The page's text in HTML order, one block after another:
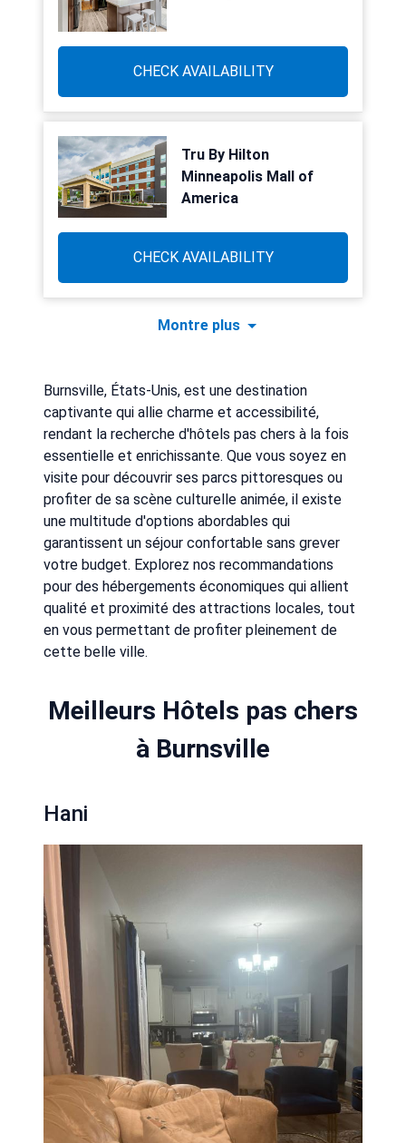
CHECK AVAILABILITY
Tru By Hilton
Minneapolis Mall of
America
CHECK AVAILABILITY
Montre plus
Burnsville, États-Unis, est une destination
captivante qui allie charme et accessibilité,
rendant la recherche d'hôtels pas chers à la fois
essentielle et enrichissante. Que vous soyez en
visite pour découvrir ses parcs pittoresques ou
profiter de sa scène culturelle animée, il existe
une multitude d'options abordables qui
garantissent un séjour confortable sans grever
votre budget. Explorez nos recommandations
pour des hébergements économiques qui allient
qualité et proximité des attractions locales, tout
en vous permettant de profiter pleinement de
cette belle ville.
Meilleurs Hôtels pas chers
à Burnsville
Hani